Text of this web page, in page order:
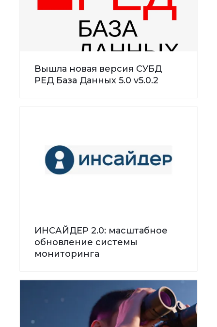
Вышла новая версия СУБД
РЕД База Данных 5.0 v5.0.2
ИНСАЙДЕР 2.0: масштабное
обновление системы
мониторинга